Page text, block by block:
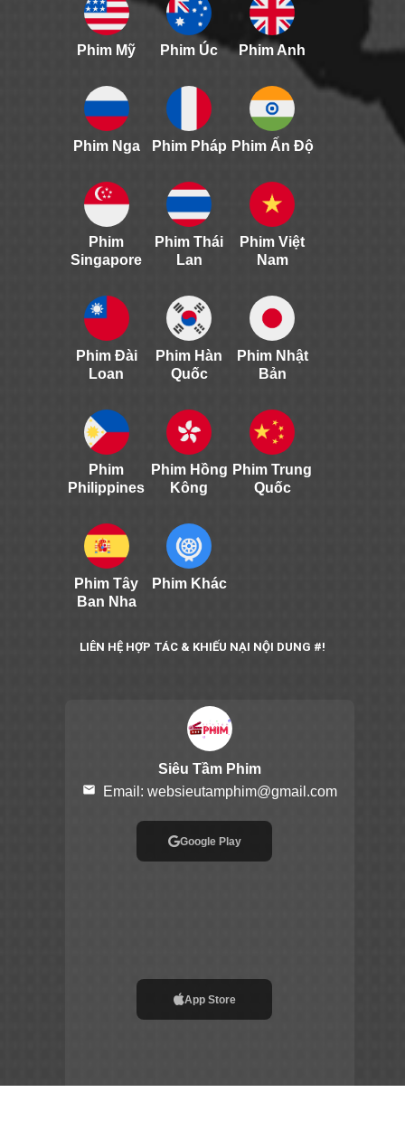
Phim Mỹ Phim Úc Phim Anh
Phim Nga Phim Pháp Phim Ấn Độ
Phim
Singapore
Phim Thái
Lan
Phim Việt
Nam
Phim Đài
Loan
Phim Hàn
Quốc
Phim Nhật
Bản
Phim
Philippines
Phim Hồng
Kông
Phim Trung
Quốc
Phim Tây
Ban Nha
Phim Khác
LIÊN HỆ HỢP TÁC & KHIẾU NẠI NỘI DUNG #!
Siêu Tầm Phim
email Email: websieutamphim@gmail.com
Google Play
App Store